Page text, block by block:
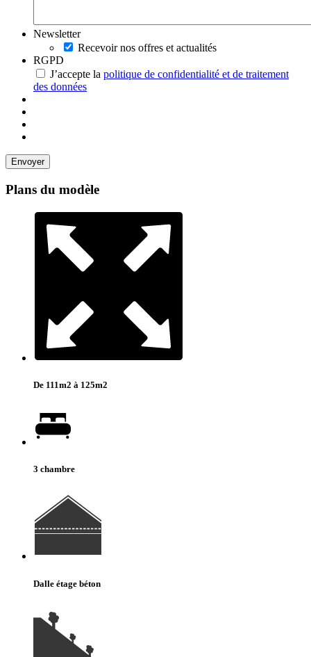
Newsletter
Recevoir nos offres et actualités
RGPD
J’accepte la politique de confidentialité et de traitement
des données
Plans du modèle
De 111m2 à 125m2
3 chambre
Dalle étage béton